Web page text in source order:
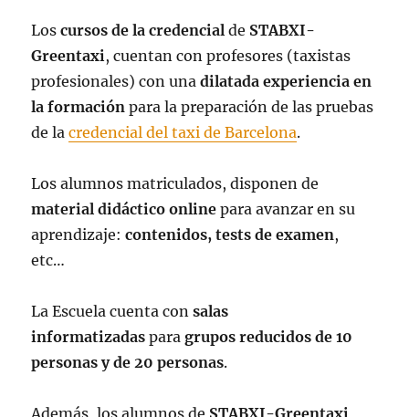
Loscursos de la credencial de STABXI-
Greentaxi , cuentan con profesores (taxistas
profesionales) con unadilatada experiencia en
la formación para la preparación de las pruebas
de lacredencial del taxi de Barcelona.
Los alumnos matriculados, disponen de
material didáctico online para avanzar en su
aprendizaje:contenidos, tests de examen,
etc…
La Escuela cuenta consalas
informatizadas paragrupos reducidos de 10
personas y de 20 personas.
Además, los alumnos de STABXI-Greentaxi